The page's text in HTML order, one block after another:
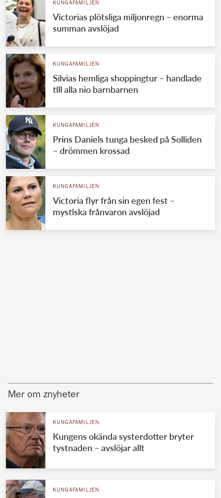
KUNGAFAMILJEN
Victorias plötsliga miljonregn – enorma
summan avslöjad
KUNGAFAMILJEN
Silvias hemliga shoppingtur – handlade
till alla nio barnbarnen
KUNGAFAMILJEN
Prins Daniels tunga besked på Solliden
– drömmen krossad
KUNGAFAMILJEN
Victoria flyr från sin egen fest –
mystiska frånvaron avslöjad
Mer om znyheter
KUNGAFAMILJEN
Kungens okända systerdotter bryter
tystnaden – avslöjar allt
KUNGAFAMILJEN